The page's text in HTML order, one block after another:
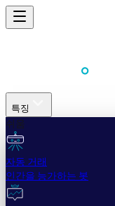
특징
쉬움
자동 거래
인간을 능가하는 봇